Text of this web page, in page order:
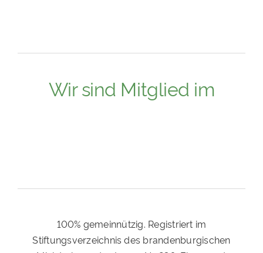
Wir sind Mitglied im
100% gemeinnützig. Registriert im
Stiftungsverzeichnis des brandenburgischen